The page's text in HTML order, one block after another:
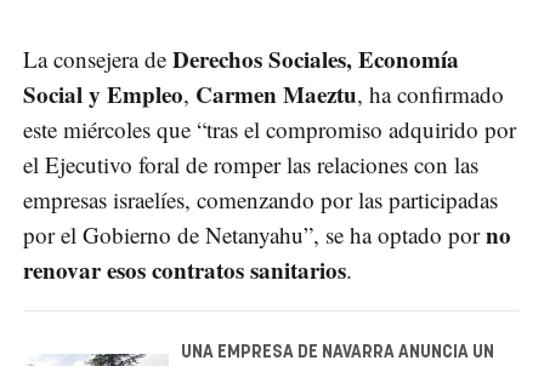
La consejera de Derechos Sociales, Economía
Social y Empleo, Carmen Maeztu, ha confirmado
este miércoles que “tras el compromiso adquirido por
el Ejecutivo foral de romper las relaciones con las
empresas israelíes, comenzando por las participadas
por el Gobierno de Netanyahu”, se ha optado porno
renovar esos contratos sanitarios.
UNA EMPRESA DE NAVARRA ANUNCIA UN